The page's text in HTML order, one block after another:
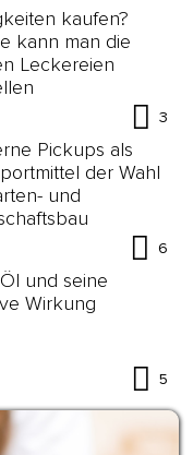
kaufen?
kann man die
Leckereien
3
Pickups als
der Wahl
und
6
und seine
Wirkung
5